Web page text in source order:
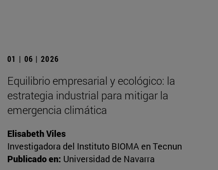
01 | 06 | 2026
Equilibrio empresarial y ecológico: la
estrategia industrial para mitigar la
emergencia climática
Elisabeth Viles
Investigadora del Instituto BIOMA en Tecnun
Publicado en: Universidad de Navarra